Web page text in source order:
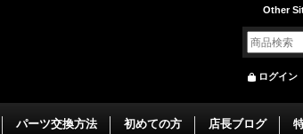
Other
ログイン
パーツ交換方法 初めての方 店長ブログ